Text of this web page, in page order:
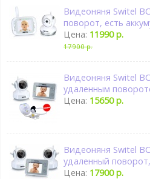
Видеоняня Switel
поворот, есть
Цена: 11990 р.
17900 р.
Видеоняня Switel
удаленным
Цена: 15650 р.
Видеоняня Switel
удаленный
Цена: 17900 р.